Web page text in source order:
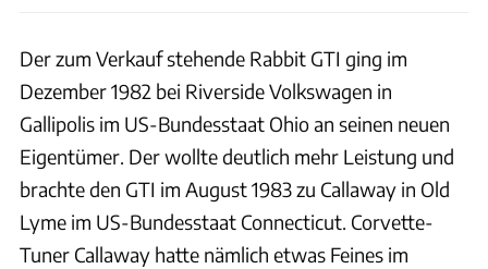
Der zum Verkauf stehende Rabbit GTI ging im
Dezember 1982 bei Riverside Volkswagen in
Gallipolis im US-Bundesstaat Ohio an seinen neuen
Eigentümer. Der wollte deutlich mehr Leistung und
brachte den GTI im August 1983 zu Callaway in Old
Lyme im US-Bundesstaat Connecticut. Corvette-
Tuner Callaway hatte nämlich etwas Feines im